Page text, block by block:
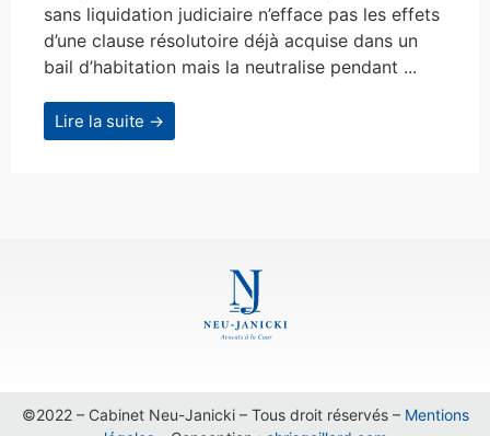
sans liquidation judiciaire n’efface pas les effets
d’une clause résolutoire déjà acquise dans un
bail d’habitation mais la neutralise pendant ...
Lire la suite →
©2022 – Cabinet Neu-Janicki – Tous droit réservés – Mentions